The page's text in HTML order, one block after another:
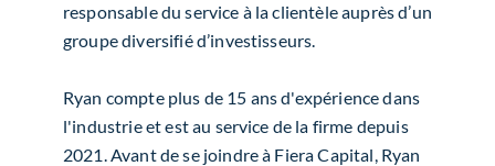
responsable du service à la clientèle auprès d’un
groupe diversifié d’investisseurs.
Ryan compte plus de 15 ans d'expérience dans
l'industrie et est au service de la firme depuis
2021. Avant de se joindre à Fiera Capital, Ryan